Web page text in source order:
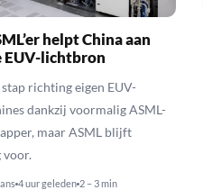
helpt China aan
EUV-lichtbron
richting eigen EUV-
dankzij voormalig ASML-
maar ASML blijft
4 uur geleden 2 – 3 min